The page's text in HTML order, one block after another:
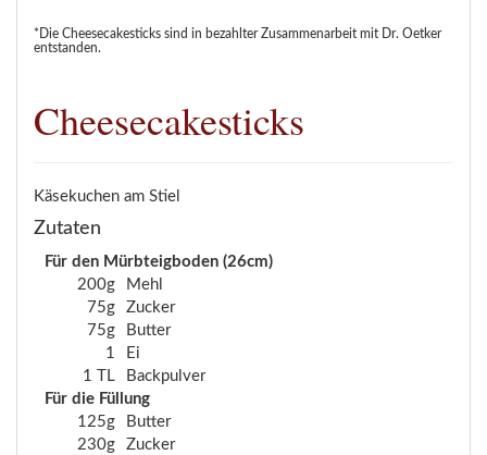
*Die Cheesecakesticks sind in bezahlter Zusammenarbeit mit Dr. Oetker
entstanden.
Cheesecakesticks
Käsekuchen am Stiel
Zutaten
Für den Mürbteigboden (26cm)
200g
Mehl
75g
Zucker
75g
Butter
1
Ei
1 TL
Backpulver
Für die Füllung
125g
Butter
230g
Zucker